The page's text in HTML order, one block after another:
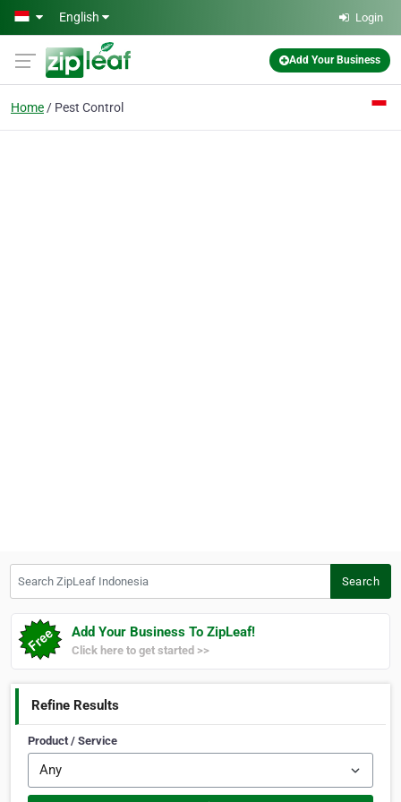
Skip to main content
English Login
Add Your Business
Home Pest Control
Search
Add Your Business To ZipLeaf!
Click here to get started >>
Refine Results
Product / Service